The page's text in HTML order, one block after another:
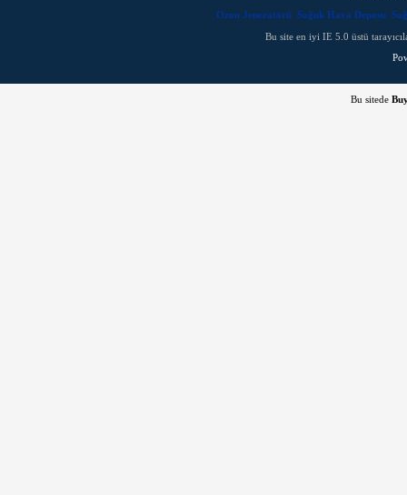
Ozon Jeneratörü Soğuk Hava Deposu
Bu site en iyi IE 5.0 üstü
Bu sitede